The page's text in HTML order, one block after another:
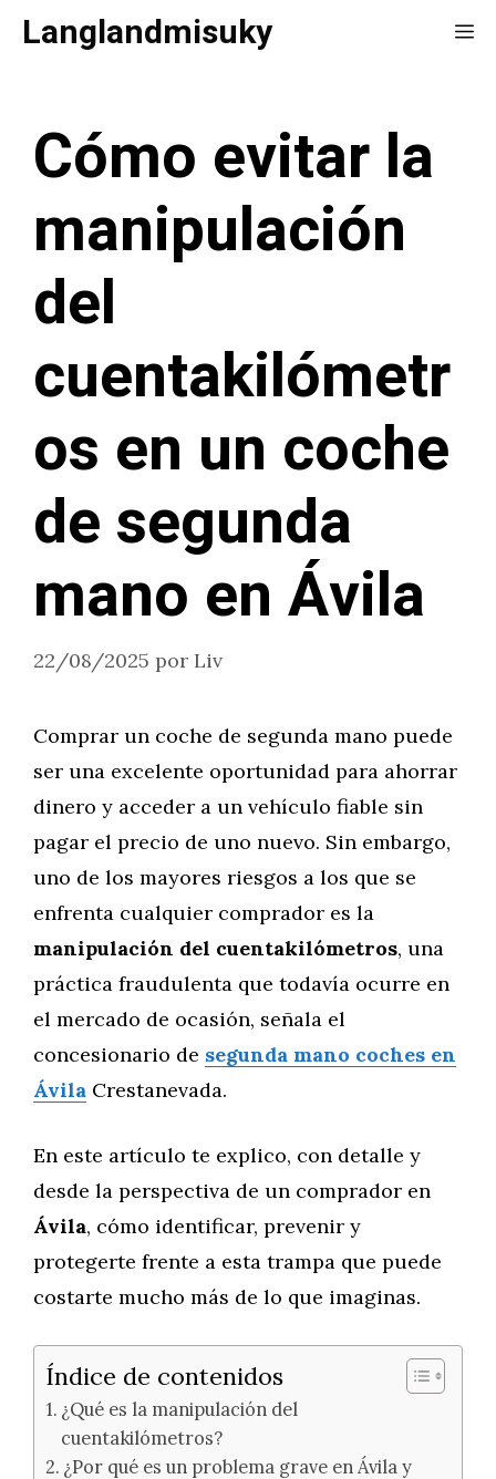
SaltarLanglandmisuky
Cómo evitar la
manipulación
del
cuentakilómetr
os en un coche
de segunda
mano en Ávila
22/08/2025 por Liv
Comprar un coche de segunda mano puede
ser una excelente oportunidad para ahorrar
dinero y acceder a un vehículo fiable sin
pagar el precio de uno nuevo. Sin embargo,
uno de los mayores riesgos a los que se
enfrenta cualquier comprador es la
manipulación del cuentakilómetros, una
práctica fraudulenta que todavía ocurre en
el mercado de ocasión, señala el
concesionario de segunda mano coches en
Ávila Crestanevada.
En este artículo te explico, con detalle y
desde la perspectiva de un comprador en
Ávila, cómo identificar, prevenir y
protegerte frente a esta trampa que puede
costarte mucho más de lo que imaginas.
Índice de contenidos
¿Qué es la manipulación del
cuentakilómetros?
¿Por qué es un problema grave en Ávila y